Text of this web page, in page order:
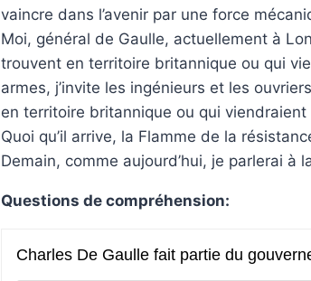
vaincre dans l’avenir par une force
Moi, général de Gaulle, actuellement à
trouvent en territoire britannique ou qui
armes, j’invite les ingénieurs et les
en territoire britannique ou qui
Quoi qu’il arrive, la Flamme de la
Demain, comme aujourd’hui, je parlerai à
Questions de compréhension: